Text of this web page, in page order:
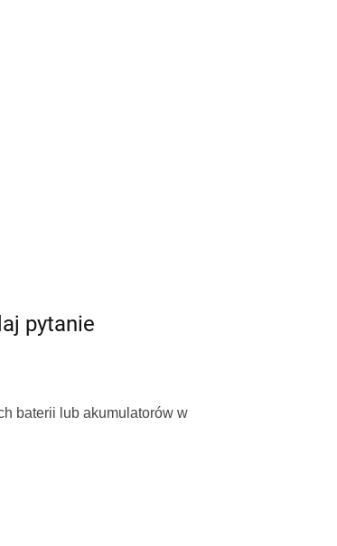
pytanie
baterii lub akumulatorów w